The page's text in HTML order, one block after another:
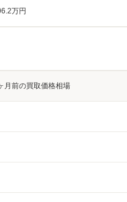
万円
月前の買取価格相場